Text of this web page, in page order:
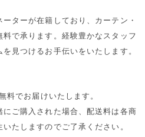
ターが在籍しており、カーテン・
で承ります。経験豊かなスタッフ
見つけるお手伝いをいたします。
料でお届けいたします。
にご購入された場合、配送料は各商
たしますのでご了承ください。